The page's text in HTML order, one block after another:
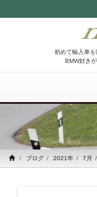
初めて輸入車
BMW好き
ブログ 2021年 7月